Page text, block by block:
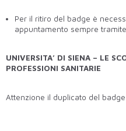
Per il ritiro del badge è
appuntamento sempre
UNIVERSITA’ DI SIENA – LE
PROFESSIONI SANITARIE
Attenzione il duplicato del